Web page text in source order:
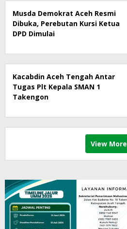
Musda Demokrat Aceh Resmi
Dibuka, Perebutan Kursi Ketua
DPD Dimulai
Kacabdin Aceh Tengah Antar
Tugas Plt Kepala SMAN 1
Takengon
View More